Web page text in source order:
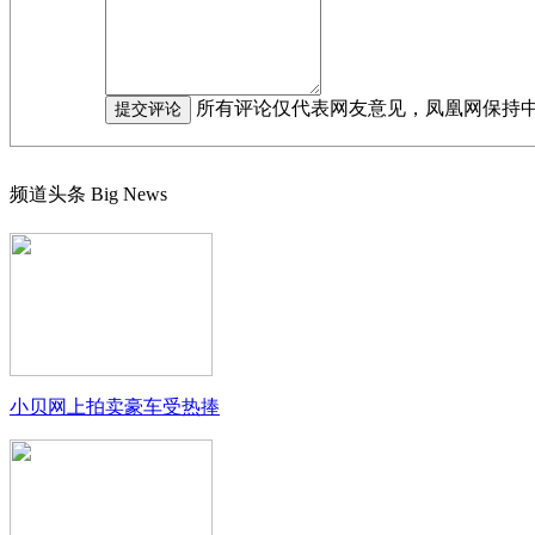
所有评论仅代表网友意见，凤凰网保持
频道头条 Big News
小贝网上拍卖豪车受热捧